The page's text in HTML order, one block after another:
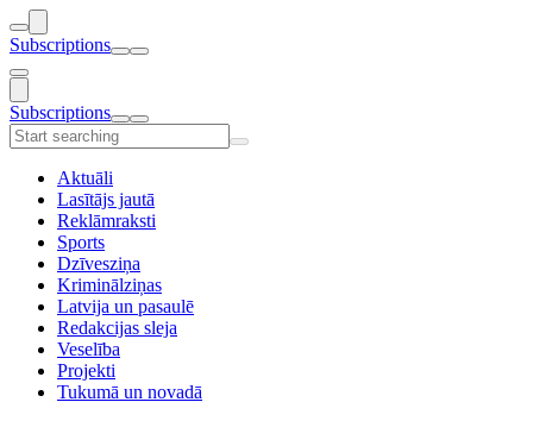
Subscriptions
Subscriptions
Aktuāli
Lasītājs jautā
Reklāmraksti
Sports
Dzīvesziņa
Kriminālziņas
Latvija un pasaulē
Redakcijas sleja
Veselība
Projekti
Tukumā un novadā